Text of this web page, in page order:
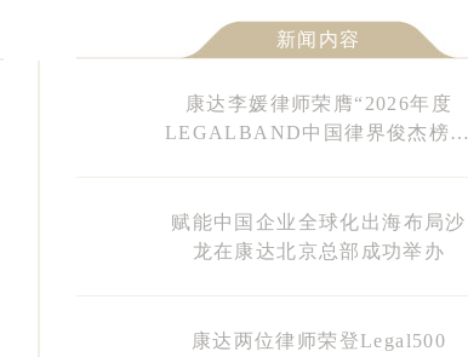
新闻内容
康达李媛律师荣膺“2026年度
LEGALBAND中国律界俊杰榜30
赋能中国企业全球化出海布局沙
龙在康达北京总部成功举办
康达两位律师荣登Legal500